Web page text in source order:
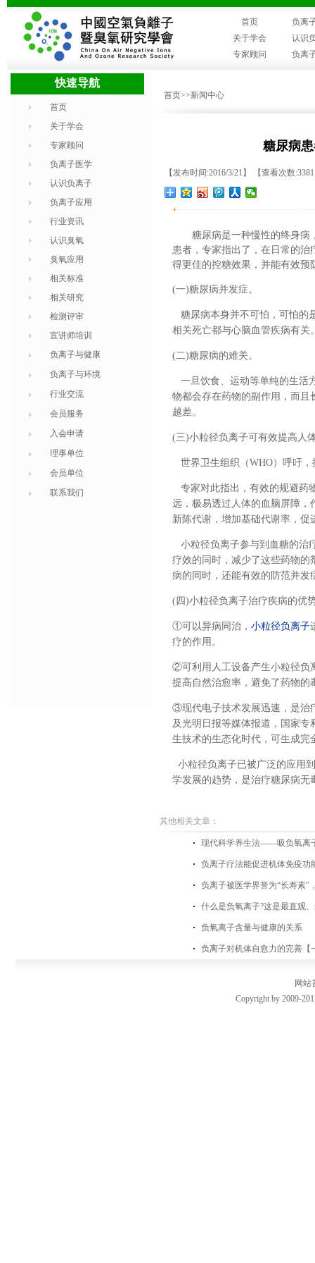
首页
负离
关于学会
认识
专家顾问
负离
快速导航
首页
关于学会
专家顾问
负离子医学
认识负离子
负离子应用
行业资讯
认识臭氧
臭氧应用
相关标准
相关研究
检测评审
宣讲师培训
负离子与健康
负离子与环境
行业交流
会员服务
入会申请
理事单位
会员单位
联系我们
首页>>新闻中心
糖尿病
【发布时间:2016/3/21】 【查看次数
+
糖尿病是一种慢性的终身病
患者，专家指出了，在日常的
得更佳的控糖效果，并能有效预
(一)糖尿病并发症。
糖尿病本身并不可怕，可怕的
相关死亡都与心脑血管疾病有关
(二)糖尿病的难关。
一旦饮食、运动等单纯的生活
物都会存在药物的副作用，而且
越差。
(三)小粒径负离子可有效提高人
世界卫生组织（WHO）呼吁
专家对此指出，有效的规避药
远，极易透过人体的血脑屏障，
新陈代谢，增加基础代谢率，
小粒径负离子参与到血糖的治
疗效的同时，减少了这些药物的
病的同时，还能有效的防范并发
( 四)小粒径负离子治疗疾病的优
①可以异病同治， 小粒径负离子
疗的作用。
②可利用人工设备产生小粒径负
提高自然治愈率，避免了药物的
③现代电子技术发展迅速，是治
及光明日报等媒体报道，国家
生技术的生态化时代，可生成完
小粒径负离子已被广泛的应用
学发展的趋势，是治疗糖尿病无
其他相关文章：
现代科学养生法——吸负氧离
负离子疗法能促进机体免疫功
负离子被医学界誉为“长寿素”
什么是负氧离子?这是最直观
负氧离子含量与健康的关系
负离子对机体自愈力的完善【
网站
Copyright by 2009-